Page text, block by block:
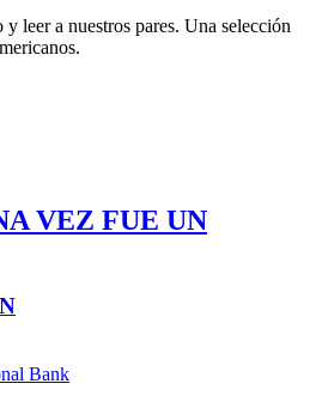
leer a nuestros pares. Una selección
VEZ FUE UN